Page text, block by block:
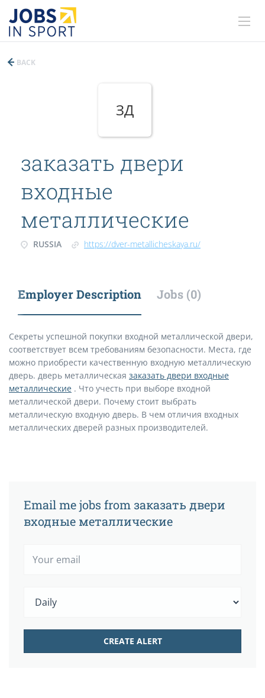
BACK
ЗД
заказать двери
входные
металлические
RUSSIA https://dver-metallicheskaya.ru/
Employer Description Jobs (0)
Секреты успешной покупки входной металлической двери,
соответствует всем требованиям безопасности. Места, где
можно приобрести качественную входную металлическую
дверь. дверь металлическая заказать двери входные
металлические . Что учесть при выборе входной
металлической двери. Почему стоит выбрать
металлическую входную дверь. В чем отличия входных
металлических дверей разных производителей.
Email me jobs from заказать двери
входные металлические